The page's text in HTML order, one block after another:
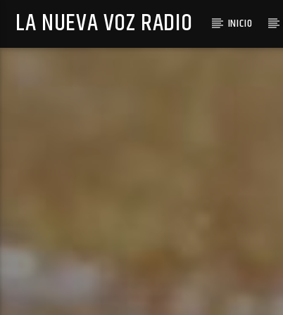
LA NUEVA VOZ RADIO INICIO